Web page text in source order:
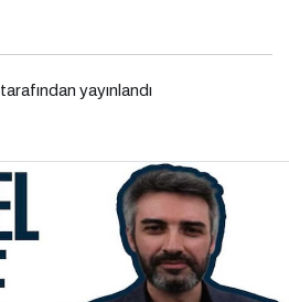
tarafından yayınlandı